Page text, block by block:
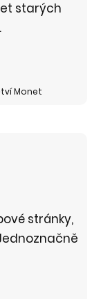
starých
Monet
stránky,